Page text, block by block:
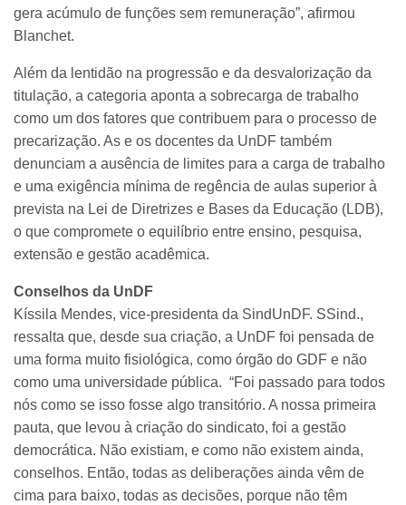
gera acúmulo de funções sem remuneração”, afirmou
Blanchet.
Além da lentidão na progressão e da desvalorização da
titulação, a categoria aponta a sobrecarga de trabalho
como um dos fatores que contribuem para o processo de
precarização. As e os docentes da UnDF também
denunciam a ausência de limites para a carga de trabalho
e uma exigência mínima de regência de aulas superior à
prevista na Lei de Diretrizes e Bases da Educação (LDB),
o que compromete o equilíbrio entre ensino, pesquisa,
extensão e gestão acadêmica.
Conselhos da UnDF
Kíssila Mendes, vice-presidenta da SindUnDF. SSind.,
ressalta que, desde sua criação, a UnDF foi pensada de
uma forma muito fisiológica, como órgão do GDF e não
como uma universidade pública. “Foi passado para todos
nós como se isso fosse algo transitório. A nossa primeira
pauta, que levou à criação do sindicato, foi a gestão
democrática. Não existiam, e como não existem ainda,
conselhos. Então, todas as deliberações ainda vêm de
cima para baixo, todas as decisões, porque não têm